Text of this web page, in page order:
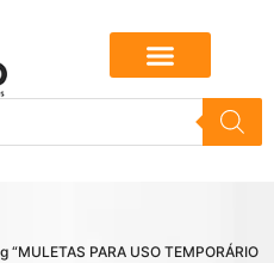
PARA USO TEMPORÁRIO